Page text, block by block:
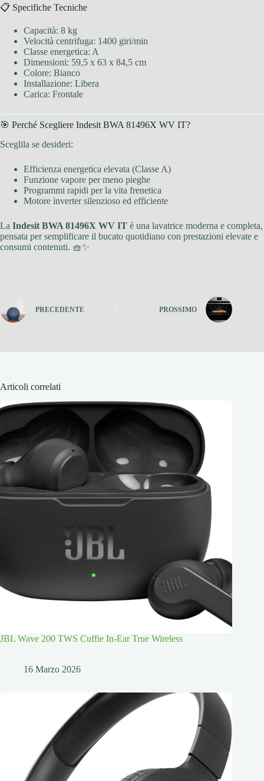
📋 Specifiche Tecniche
Capacità: 8 kg
Velocità centrifuga: 1400 giri/min
Classe energetica: A
Dimensioni: 59,5 x 63 x 84,5 cm
Colore: Bianco
Installazione: Libera
Carica: Frontale
🎯 Perché Scegliere Indesit BWA 81496X WV IT?
Sceglila se desideri:
Efficienza energetica elevata (Classe A)
Funzione vapore per meno pieghe
Programmi rapidi per la vita frenetica
Motore inverter silenzioso ed efficiente
La Indesit BWA 81496X WV IT è una lavatrice moderna e completa,
pensata per semplificare il bucato quotidiano con prestazioni elevate e
consumi contenuti. 🧺✨
PRECEDENTE PROSSIMO
Articoli correlati
JBL Wave 200 TWS Cuffie In-Ear True Wireless
16 Marzo 2026